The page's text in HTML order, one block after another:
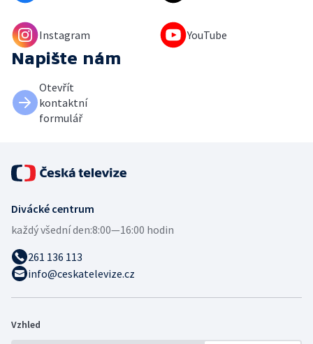
Instagram YouTube
Napište nám
Otevřít
kontaktní
formulář
Divácké centrum
každý všední den:8:00—16:00 hodin
261 136 113
info@ceskatelevize.cz
Vzhled